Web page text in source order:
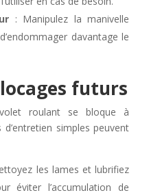
: Manipulez la manivelle
davantage le
futurs
roulant se bloque à
simples peuvent
les lames et lubrifiez
éviter l’accumulation de